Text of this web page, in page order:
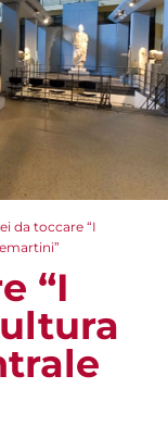
da toccare “I
“I